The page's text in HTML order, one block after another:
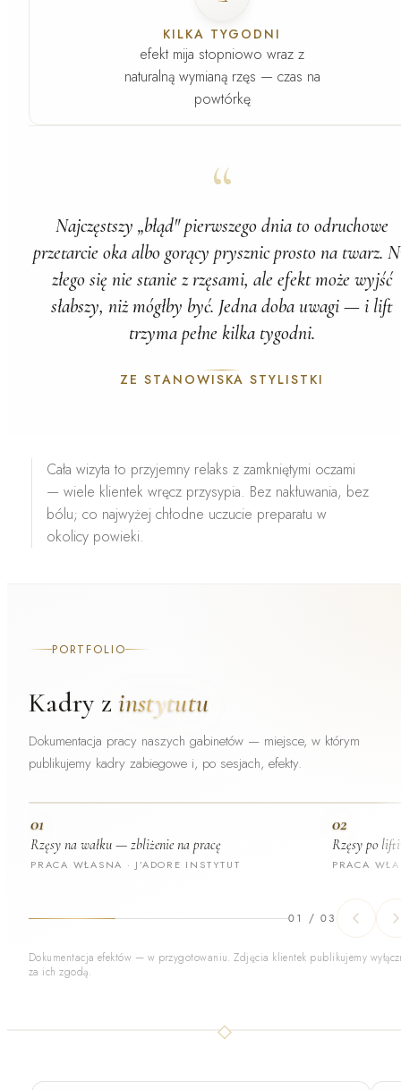
KILKA TYGODNI
efekt mija stopniowo wraz z
naturalną wymianą rzęs — czas na
powtórkę
“
Najczęstszy „błąd" pierwszego dnia to odruchowe
przetarcie oka albo gorący prysznic prosto na twarz.
złego się nie stanie z rzęsami, ale efekt może wyjść
słabszy, niż mógłby być. Jedna doba uwagi — i lift
trzyma pełne kilka tygodni.
ZE STANOWISKA STYLISTKI
Cała wizyta to przyjemny relaks z zamkniętymi oczami
— wiele klientek wręcz przysypia. Bez nakłuwania, bez
bólu; co najwyżej chłodne uczucie preparatu w
okolicy powieki.
PORTFOLIO
Kadry z instytutu
Dokumentacja pracy naszych gabinetów — miejsce, w którym
publikujemy kadry zabiegowe i, po sesjach, efekty.
01
Rzęsy na wałku — zbliżenie na pracę
PRACA WŁASNA · J’ADORE INSTYTUT
02
Rzęsy po
PRACA
01 / 03
Dokumentacja efektów — w przygotowaniu. Zdjęcia klientek publikujemy
za ich zgodą.